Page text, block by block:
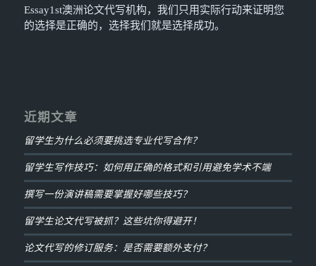
Essay1st澳洲论文代写机构，我们只用实际行动来证明您
的选择是正确的，选择我们就是选择成功。
近期文章
留学生为什么必须要挑选专业代写合作？
留学生写作技巧：如何用正确的格式和引用避免学术不端
撰写一份演讲稿需要掌握好哪些技巧？
留学生论文代写被抓？这些坑你得避开！
论文代写的修订服务：是否需要额外支付？